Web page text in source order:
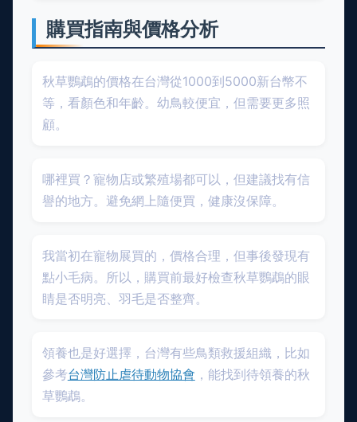
購買指南與價格分析
秋草鸚鵡的價格在台灣從1000到5000新台幣不
等，看顏色和年齡。幼鳥較便宜，但需要更多照
顧。
哪裡買？寵物店或繁殖場都可以，但建議找有信
譽的地方。避免網上隨便買，健康沒保障。
我當初在寵物展買的，價格合理，但事後發現有
點小毛病。所以，購買前最好檢查秋草鸚鵡的眼
睛是否明亮、羽毛是否整齊。
領養也是好選擇，台灣有些鳥類救援組織，比如
參考台灣防止虐待動物協會 ，能找到待領養的秋
草鸚鵡。